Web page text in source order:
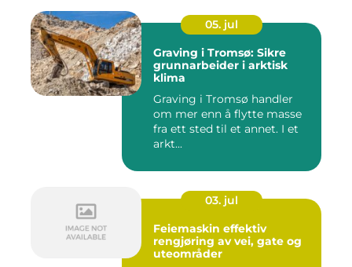
05. jul
Graving i Tromsø: Sikre
grunnarbeider i arktisk
klima
Graving i Tromsø handler
om mer enn å flytte masse
fra ett sted til et annet. I et
arkt...
03. jul
Feiemaskin effektiv
rengjøring av vei, gate og
uteområder